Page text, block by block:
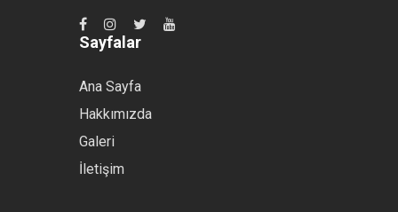
Sayfalar
Ana Sayfa
Hakkımızda
Galeri
İletişim